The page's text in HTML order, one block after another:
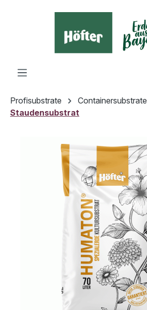
Profisubstrate
Containersubstrate
Staudensubstrat